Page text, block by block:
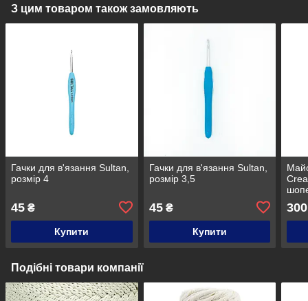
З цим товаром також замовляють
Гачки для в'язання Sultan,
розмір 4
45 ₴
Купити
Гачки для в'язання Sultan,
розмір 3,5
45₴
Купити
300
Подібні товари компанії